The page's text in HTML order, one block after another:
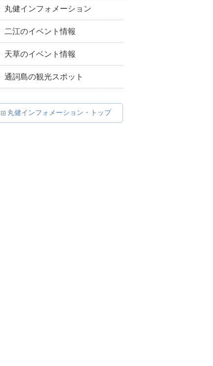
丸健インフォメーション
二江のイベント情報
天草のイベント情報
通詞島の観光スポット
丸健インフォメーション・トップ